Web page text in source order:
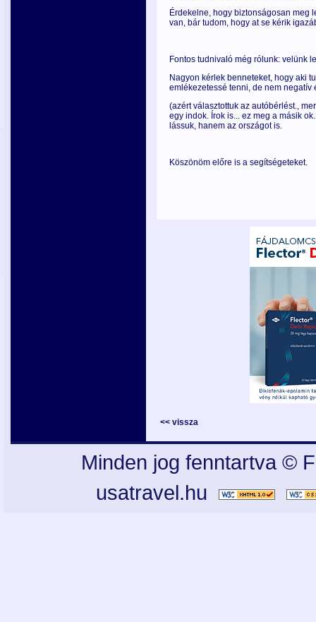
Érdekelne, hogy biztonságosan meg
van, bár tudom, hogy at se kérik
Fontos tudnivaló még rólunk: velünk
Nagyon kérlek benneteket, hogy aki
emlékezetessé tenni, de nem
(azért választottuk az autóbérlést.,
egy indok. Írok is... ez meg a másik
lássuk, hanem az országot is.
Köszönöm előre is a segítségeteket.
<< vissza
Minden jog fenntartva ©
usatravel.hu